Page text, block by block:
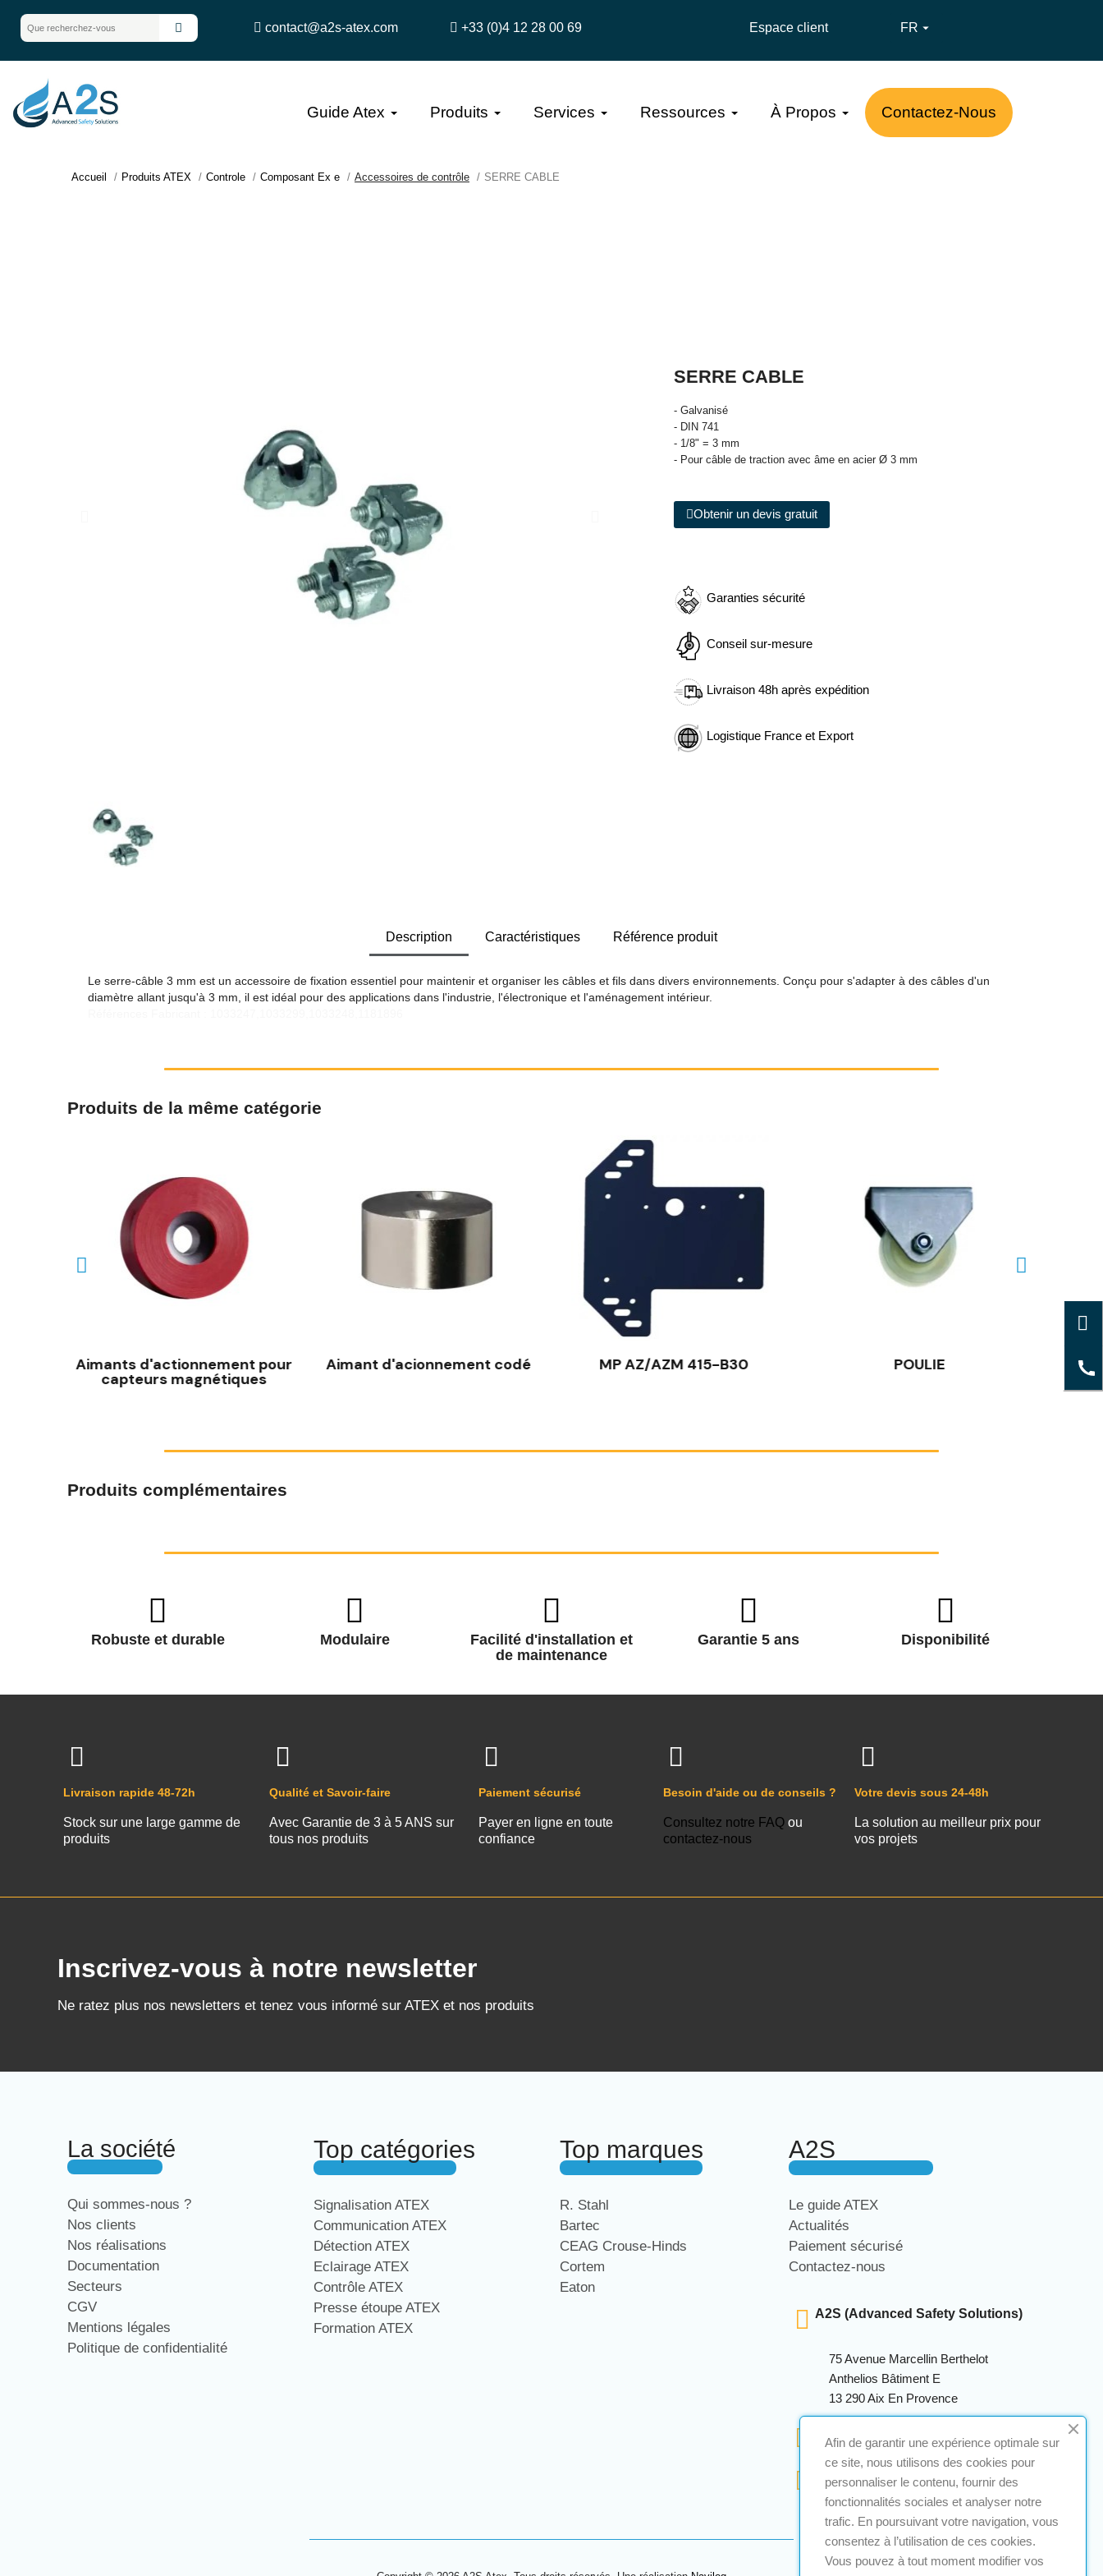
contact@a2s-atex.com +33 (0)4 12 28 00 69 Espace client FR 
Guide Atex Produits Services Ressources À Propos Contactez-Nous
Accueil Produits ATEX Controle Composant Ex e Accessoires de contrôle SERRE CABLE
SERRE CABLE
- Galvanisé
- DIN 741
- 1/8" = 3 mm
- Pour câble de traction avec âme en acier Ø 3 mm
Obtenir un devis gratuit
Garanties sécurité
Conseil sur-mesure
Livraison 48h après expédition
Logistique France et Export
Description Caractéristiques Référence produit
Le serre-câble 3 mm est un accessoire de fixation essentiel pour maintenir et organiser les câbles et fils dans divers environnements. Conçu pour s'adapter à des câbles d'un
diamètre allant jusqu'à 3 mm, il est idéal pour des applications dans l'industrie, l'électronique et l'aménagement intérieur.
Produits de la même catégorie
Aimants d'actionnement pour
capteurs magnétiques
Aimant d'acionnement codé MP AZ/AZM 415-B30 POULIE
Produits complémentaires
Robuste et durable Modulaire
Facilité d'installation et
de maintenance
Garantie 5 ans Disponibilité
Livraison rapide 48-72h
Stock sur une large gamme de
produits
Qualité et Savoir-faire
Avec Garantie de 3 à 5 ANS sur
tous nos produits
Paiement sécurisé
Payer en ligne en toute
confiance
Besoin d'aide ou de conseils ?
Consultez notre FAQou
contactez-nous
Votre devis sous 24-48h
La solution au meilleur prix pour
vos projets
Inscrivez-vous à notre newsletter
Ne ratez plus nos newsletters et tenez vous informé sur ATEX et nos produits
La société
Qui sommes-nous ?
Nos clients
Nos réalisations
Documentation
Secteurs
CGV
Mentions légales
Politique de confidentialité
Top catégories
Signalisation ATEX
Communication ATEX
Détection ATEX
Eclairage ATEX
Contrôle ATEX
Presse étoupe ATEX
Formation ATEX
Top marques
R. Stahl
Bartec
CEAG Crouse-Hinds
Cortem
Eaton
A2S
Le guide ATEX
Actualités
Paiement sécurisé
Contactez-nous
A2S (Advanced Safety Solutions)
75 Avenue Marcellin Berthelot
Anthelios Bâtiment E
13 290 Aix En Provence
Afin de garantir une expérience optimale sur
ce site, nous utilisons des cookies pour
personnaliser le contenu, fournir des
fonctionnalités sociales et analyser notre
trafic. En poursuivant votre navigation, vous
consentez à l’utilisation de ces cookies.
Vous pouvez à tout moment modifier vos